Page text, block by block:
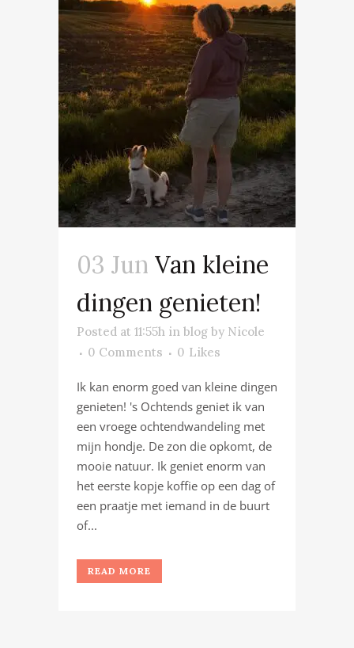
03 Jun Van kleine
dingen genieten!
Posted at 11:55h in blog by Nicole
0 Comments
0 Likes
Ik kan enorm goed van kleine dingen
genieten! 's Ochtends geniet ik van
een vroege ochtendwandeling met
mijn hondje. De zon die opkomt, de
mooie natuur. Ik geniet enorm van
het eerste kopje koffie op een dag of
een praatje met iemand in de buurt
of...
READ MORE